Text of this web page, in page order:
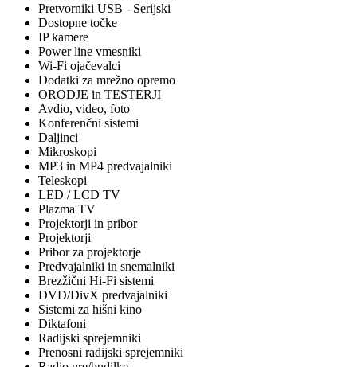
Pretvorniki USB - Serijski
Dostopne točke
IP kamere
Power line vmesniki
Wi-Fi ojačevalci
Dodatki za mrežno opremo
ORODJE in TESTERJI
Avdio, video, foto
Konferenčni sistemi
Daljinci
Mikroskopi
MP3 in MP4 predvajalniki
Teleskopi
LED / LCD TV
Plazma TV
Projektorji in pribor
Projektorji
Pribor za projektorje
Predvajalniki in snemalniki
Brezžični Hi-Fi sistemi
DVD/DivX predvajalniki
Sistemi za hišni kino
Diktafoni
Radijski sprejemniki
Prenosni radijski sprejemniki